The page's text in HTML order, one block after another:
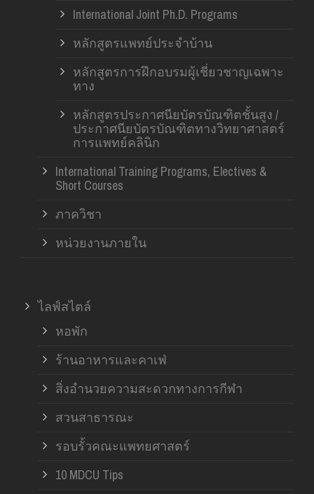
International Joint Ph.D. Programs
หลักสูตรแพทย์ประจำบ้าน
หลักสูตรการฝึกอบรมผู้เชี่ยวชาญเฉพาะ
ทาง
หลักสูตรประกาศนียบัตรบัณฑิตชั้นสูง /
ประกาศนียบัตรบัณฑิตทางวิทยาศาสตร์
การแพทย์คลินิก
International Training Programs, Electives &
Short Courses
ภาควิชา
หน่วยงานภายใน
ไลฟ์สไตล์
หอพัก
ร้านอาหารและคาเฟ่
สิ่งอำนวยความสะดวกทางการกีฬา
สวนสาธารณะ
รอบรั้วคณะแพทยศาสตร์
10 MDCU Tips